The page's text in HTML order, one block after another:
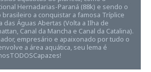
Hernadarias-Paraná (88k) e sendo o
brasileiro a conquistar a famosa Tríplice
das Águas Abertas (Volta a Ilha de
Canal da Mancha e Canal da Catalina).
empresário e apaixonado por tudo o
a área aquática, seu lema é